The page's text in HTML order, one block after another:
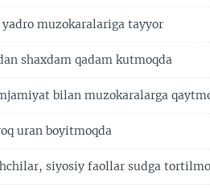
yadro muzokaralariga tayyor
shaxdam qadam kutmoqda
bilan muzokaralarga
uran boyitmoqda
siyosiy faollar sudga